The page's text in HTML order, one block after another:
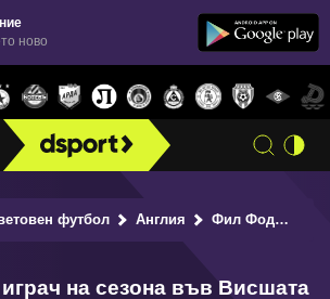
ново
футбол Англия Фил Фодън е играч на сезона във Висшата лига (ВИДЕО)
на сезона във Висшата